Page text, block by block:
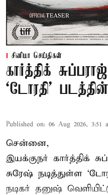
சினிமா செய்திகள்
கார்த்திக்
`டோரதி'
Published on: 06 Aug 2026, 3:51
சென்னை,
இயக்குநர் கார்த்திக்
சுரேஷ் நடித்துள்ள
நடிகர் தனுஷ்